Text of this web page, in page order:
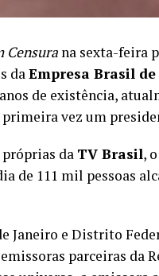
Censura na sexta-feira
daEmpresa Brasil
de existência,
primeira vez um
da TV Brasil,
de 111 mil pessoas
Janeiro e Distrito
parceiras da